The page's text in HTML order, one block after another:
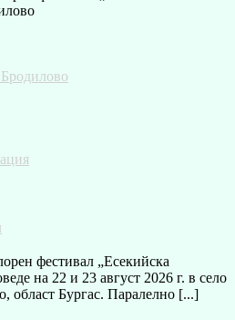
фестивал „Есекийска
на 22 и 23 август 2026 г. в село
област Бургас. Паралелно [...]